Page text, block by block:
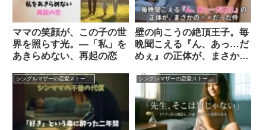
ママの笑顔が、この子の世
界を照らす光。―「私」を
あきらめない、再起の恋
壁の向こうの絶頂王子。毎
晩聞こえる『ん、あっ…だ
めぇ』の正体が、まさかの
シングルマザーの恋愛ストーリー シングルマザーの恋愛ストーリー